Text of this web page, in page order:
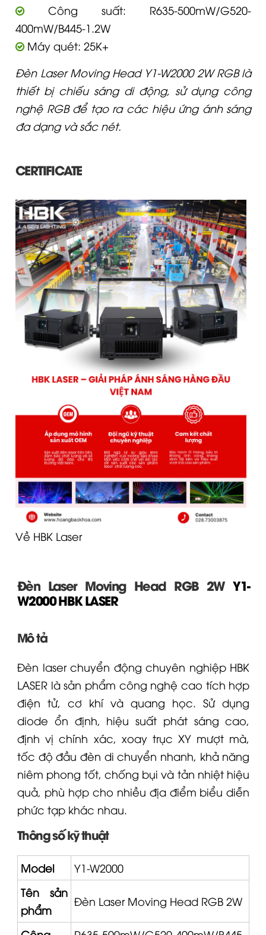
Công suất: R635-500mW/G520-
400mW/B445-1.2W
Máy quét: 25K+
Đèn Laser Moving Head Y1-W2000 2W RGB là
thiết bị chiếu sáng di động, sử dụng công
nghệ RGB để tạo ra các hiệu ứng ánh sáng
đa dạng và sắc nét.
CERTIFICATE
Về HBK Laser
Đèn Laser Moving Head RGB 2WY1-
W2000HBK LASER
Mô tả
Đèn laser chuyển động chuyên nghiệp HBK
LASER là sản phẩm công nghệ cao tích hợp
điện tử, cơ khí và quang học. Sử dụng
diode ổn định, hiệu suất phát sáng cao,
định vị chính xác, xoay trục XY mượt mà,
tốc độ đầu đèn di chuyển nhanh, khả năng
niêm phong tốt, chống bụi và tản nhiệt hiệu
quả, phù hợp cho nhiều địa điểm biểu diễn
phức tạp khác nhau.
Thông số kỹ thuật
Model
Y1-W2000
Tên sản
phẩm
Đèn Laser Moving Head RGB 2W